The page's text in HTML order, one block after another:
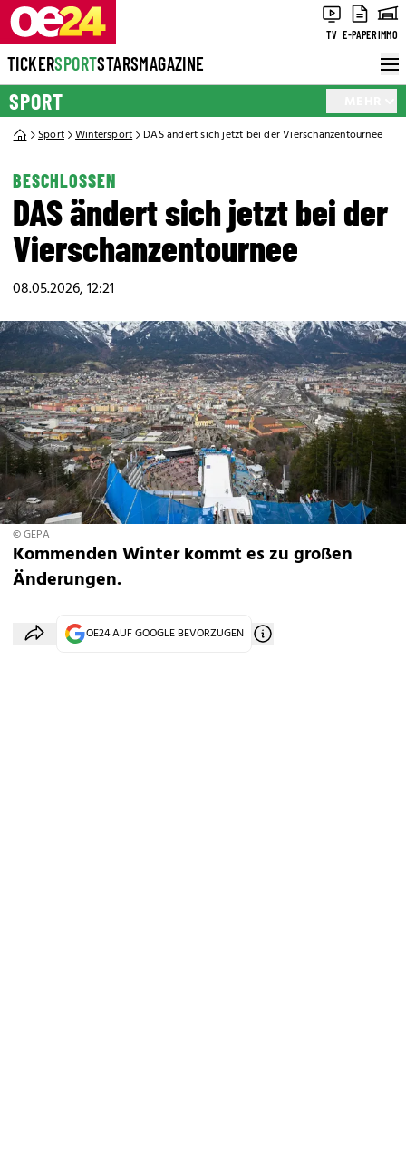
TV E-PAPERIMMO
TICKERSPORTSTARSMAGAZINE
SPORT
Sport Wintersport DAS ändert sich jetzt bei der Vierschanzentournee
BESCHLOSSEN
DAS ändert sich jetzt bei der
Vierschanzentournee
08.05.2026, 12:21
© GEPA
Kommenden Winter kommt es zu großen
Änderungen.
OE24 AUF GOOGLE BEVORZUGEN